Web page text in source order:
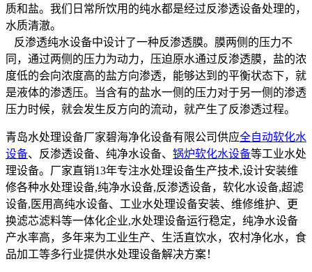
质和盐。我们日常所饮用的纯水都是经过反渗透设备处理的，
水质清澈。
反渗透纯水设备中设计了一种反渗透膜。膜两侧的压力不
同，通过两侧的压力为动力，压迫原水通过反渗透膜，盐的浓
度低的会向浓度高的盐方向渗透，能够达到的平衡状态下，就
是液体的渗透压。当含有的盐水一侧的压力对于另一侧的渗透
压力时候，就会发生反方向的流动，就产生了反渗透过程。
青岛水处理设备厂家碧海净化设备有限公司供应全自动软化水
设备、反渗透设备、纯净水设备、 锅炉软化水设备等工业水处
理设备。厂家直销13年专注水处理设备生产技术,设计安装维
修各种水处理设备,纯净水设备,反渗透设备，软化水设备,超滤
设备,医用高纯水设备、工业水处理设备安装、维修维护、更
换滤芯滤料等一体化企业,水处理设备运行稳定，纯净水设备
产水率高，多年来为工业生产、生活直饮水，农村净化水，食
品加工等多行业提供水处理设备解决方案！